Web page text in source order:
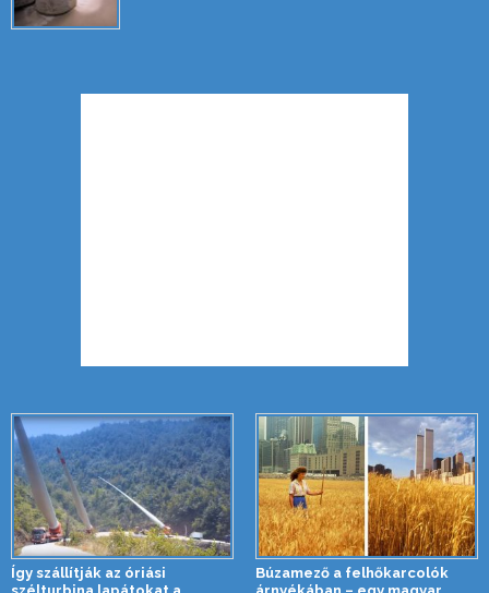
Így szállítják az óriási
Búzamező a felhőkarcolók